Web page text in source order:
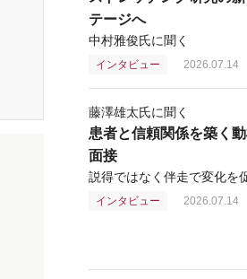
テージへ
中村雅俊氏に聞く
インタビュー 2026.07.14
藤澤雄太氏に聞く
患者と信頼関係を築く
面接
説得ではなく伴走で変化を
インタビュー 2026.07.14